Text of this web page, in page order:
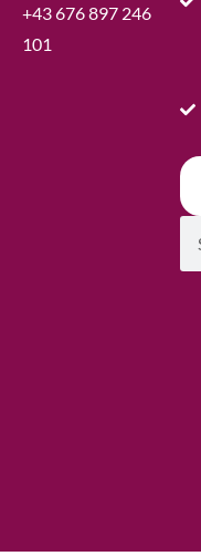
+43 676 897 246
101